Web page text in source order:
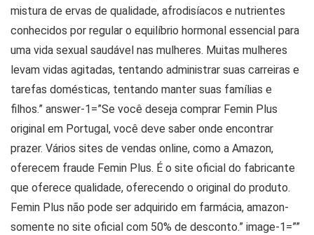
mistura de ervas de qualidade, afrodisíacos e nutrientes
conhecidos por regular o equilíbrio hormonal essencial para
uma vida sexual saudável nas mulheres. Muitas mulheres
levam vidas agitadas, tentando administrar suas carreiras e
tarefas domésticas, tentando manter suas famílias e
filhos.” answer-1=”Se você deseja comprar Femin Plus
original em Portugal, você deve saber onde encontrar
prazer. Vários sites de vendas online, como a Amazon,
oferecem fraude Femin Plus. É o site oficial do fabricante
que oferece qualidade, oferecendo o original do produto.
Femin Plus não pode ser adquirido em farmácia, amazon-
somente no site oficial com 50% de desconto.” image-1=””